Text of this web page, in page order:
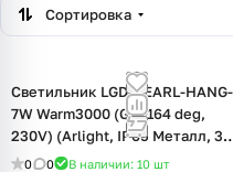
Сортировка
Светильник LGD-PEARL-HANG-
7W Warm3000 (GR, 164 deg,
230V) (Arlight, IP65 Металл, 3
года)
0 0 В наличии: 10 шт